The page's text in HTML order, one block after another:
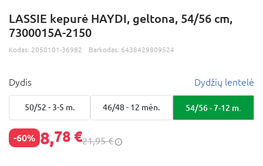
LASSIE kepurė HAYDI, geltona, 54/56 cm,
7300015A-2150
Kodas: 2050101-36982 Barkodas: 6438429809524
Dydis Dydžių lentelė
50/52 - 3-5 m. 46/48 - 12 mėn. 54/56 - 7-12 m.
-60% 8,78 €21,95 €